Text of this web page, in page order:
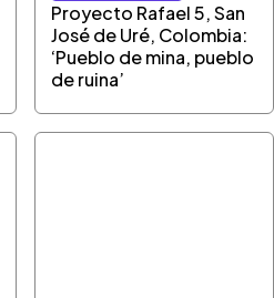
Proyecto Rafael 5, San
José de Uré, Colombia:
‘Pueblo de mina, pueblo
de ruina’